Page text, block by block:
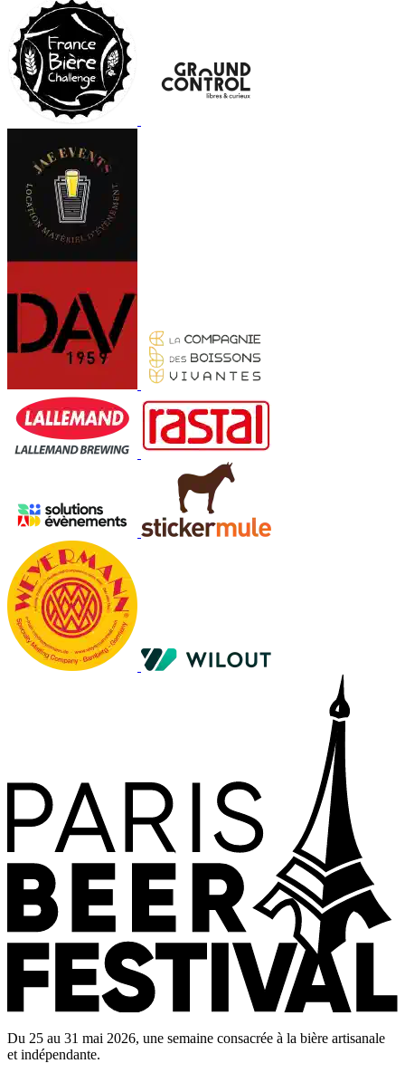
Du 25 au 31 mai 2026, une semaine consacrée à la bière artisanale
et indépendante.